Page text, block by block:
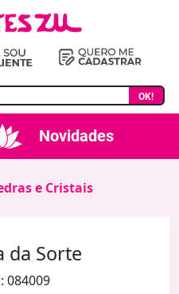
OK!
Novidades
e Cristais
da Sorte
084009